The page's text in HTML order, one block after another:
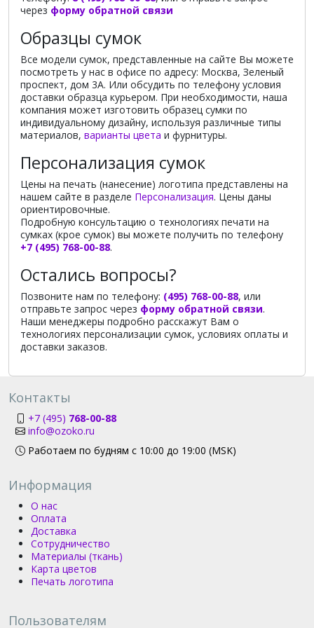
через форму обратной связи
Образцы сумок
Все модели сумок, представленные на сайте Вы можете
посмотреть у нас в офисе по адресу: Москва, Зеленый
проспект, дом 3А. Или обсудить по телефону условия
доставки образца курьером. При необходимости, наша
компания может изготовить образец сумки по
индивидуальному дизайну, используя различные типы
материалов, варианты цвета и фурнитуры.
Персонализация сумок
Цены на печать (нанесение) логотипа представлены на
нашем сайте в разделе Персонализация. Цены даны
ориентировочные.
Подробную консультацию о технологиях печати на
сумках (крое сумок) вы можете получить по телефону
+7 (495) 768-00-88.
Остались вопросы?
Позвоните нам по телефону: (495) 768-00-88, или
отправьте запрос через форму обратной связи.
Наши менеджеры подробно расскажут Вам о
технологиях персонализации сумок, условиях оплаты и
доставки заказов.
Контакты
+7 (495) 768-00-88
info@ozoko.ru
Работаем по будням с 10:00 до 19:00 (MSK)
Информация
О нас
Оплата
Доставка
Сотрудничество
Материалы (ткань)
Карта цветов
Печать логотипа
Пользователям